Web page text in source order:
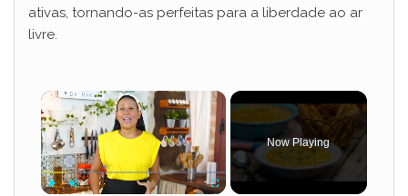
ativas, tornando-as perfeitas para a liberdade ao ar
livre.
×
Now Playing